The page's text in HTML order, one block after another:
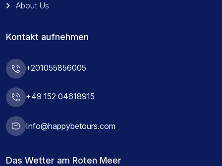
About Us
Kontakt aufnehmen
+201055856005
+49 152 04618915
Info@happybetours.com
Das Wetter am Roten Meer